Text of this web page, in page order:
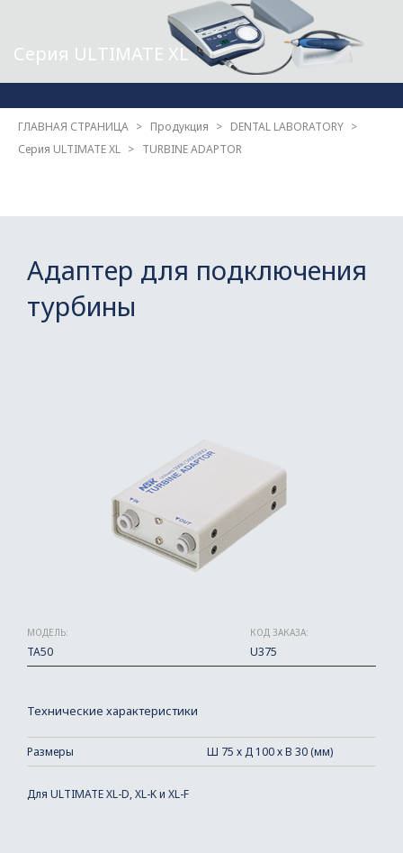
Серия ULTIMATE XL
ГЛАВНАЯ СТРАНИЦА Продукция
DENTAL LABORATORY
Серия ULTIMATE XL
TURBINE ADAPTOR
Адаптер для подключения
турбины
МОДЕЛЬ:
TA50
КОД ЗАКАЗА:
U375
Технические характеристики
Размеры Ш 75 х Д 100 х В 30 (мм)
Для ULTIMATE XL-D, XL-K и XL-F